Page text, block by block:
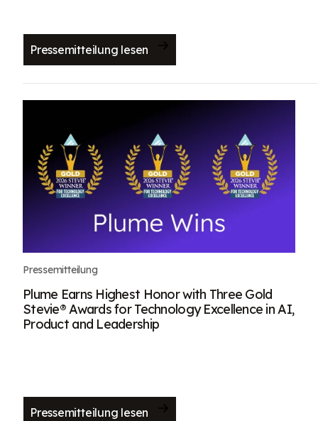
Pressemitteilung lesen
Pressemitteilung
Plume Earns Highest Honor with Three Gold
Stevie® Awards for Technology Excellence in AI,
Product and Leadership
Pressemitteilung lesen